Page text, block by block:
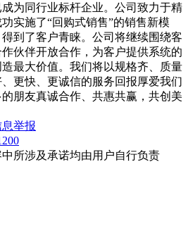
为同行业标杆企业。公司致力于精
实施了“回购式销售”的销售新模
到了客户青睐。公司将继续围绕客
伙伴开放合作，为客户提供系统的
最大价值。我们将以规格齐、质量
更快、更诚信的服务回报厚爱我们
朋友真诚合作、共惠共赢，共创美
举报
所涉及承诺均由用户自行负责